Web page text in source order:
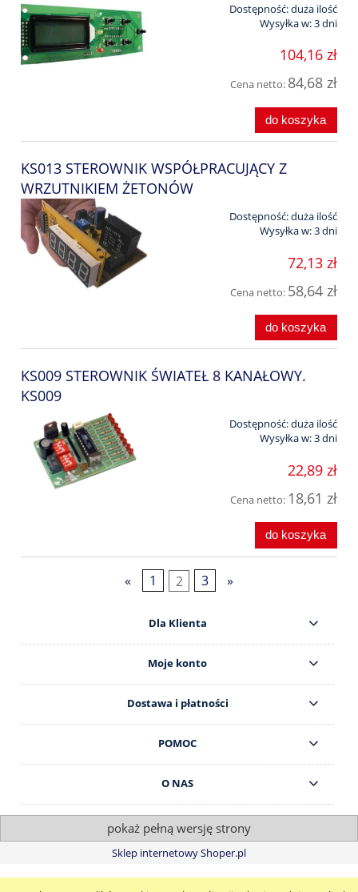
Dostępność:duża ilość
Wysyłka w:3 dni
104,16 zł
Cena netto: 84,68 zł
do koszyka
KS013 STEROWNIK WSPÓŁPRACUJĄCY Z
WRZUTNIKIEM ŻETONÓW
Dostępność:duża ilość
Wysyłka w:3 dni
72,13 zł
Cena netto: 58,64 zł
do koszyka
KS009 STEROWNIK ŚWIATEŁ 8 KANAŁOWY.
KS009
Dostępność:duża ilość
Wysyłka w:3 dni
22,89 zł
Cena netto: 18,61 zł
do koszyka
« 1 2 3 »
Dla Klienta
Moje konto
Dostawa i płatności
POMOC
O NAS
pokaż pełną wersję strony
Sklep internetowy Shoper.pl